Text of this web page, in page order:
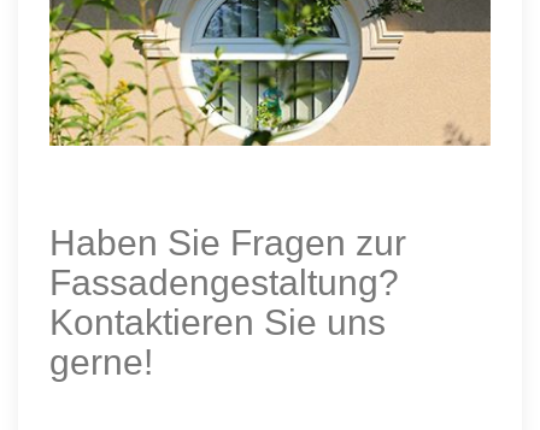
Haben Sie Fragen zur
Fassadengestaltung?
Kontaktieren Sie uns
gerne!